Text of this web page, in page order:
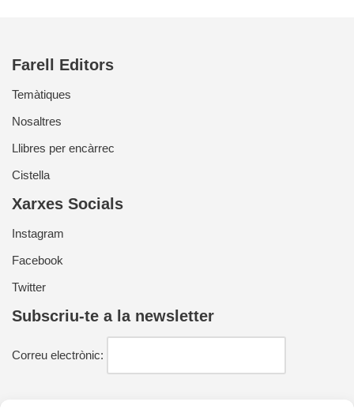
Farell Editors
Temàtiques
Nosaltres
Llibres per encàrrec
Cistella
Xarxes Socials
Instagram
Facebook
Twitter
Subscriu-te a la newsletter
Correu electrònic: